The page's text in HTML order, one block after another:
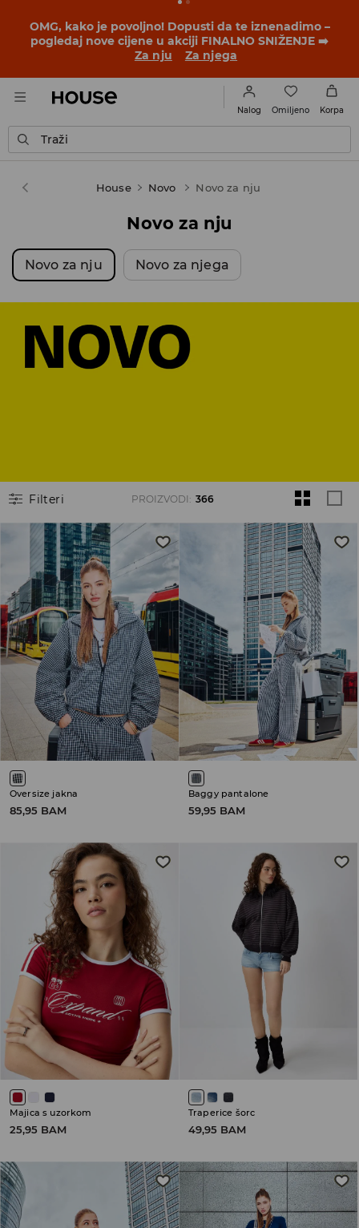
OMG, kako je povoljno! Dopusti da te iznenadimo –
pogledaj nove cijene u akciji FINALNO SNIŽENJE ➡️
Za nju
Za njega
Nalog Omiljeno Korpa
Traži
House Novo Novo za nju
Novo za nju
Novo za nju Novo za njega
Filteri PROIZVODI : 366
Oversize jakna
85,95 BAM
Baggy pantalone
59,95 BAM
Majica s uzorkom
25,95 BAM
Traperice šorc
49,95 BAM